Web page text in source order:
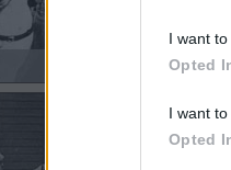
I want
Opted
I want
Opted